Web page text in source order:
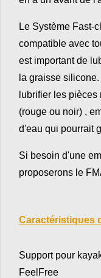
Le Système Fast-
compatible avec
est important de
la graisse
lubrifier les
(rouge ou noir) ,
d'eau qui pourrait
Si besoin d'une
proposerons le
Caractéristiques
Support pour
FeelFree